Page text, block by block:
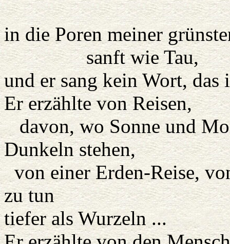
aus
in die Poren meiner
sanft wie Tau,
und er sang kein Wort,
Er erzählte von Reisen,
davon, wo Sonne und
Dunkeln stehen,
von einer Erden-Reise,
zu tun
tiefer als Wurzeln ...